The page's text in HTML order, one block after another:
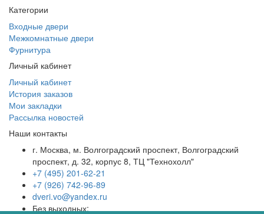
Категории
Входные двери
Межкомнатные двери
Фурнитура
Личный кабинет
Личный кабинет
История заказов
Мои закладки
Рассылка новостей
Наши контакты
г. Москва, м. Волгоградский проспект, Волгоградский
проспект, д. 32, корпус 8, ТЦ "Технохолл"
+7 (495) 201-62-21
+7 (926) 742-96-89
dveri.vo@yandex.ru
Без выходных: